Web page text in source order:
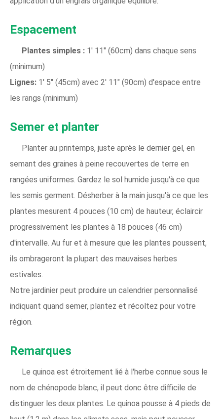
Espacement
Plantes simples : 1' 11" (60cm) dans chaque sens
(minimum)
Lignes: 1' 5" (45cm) avec 2' 11" (90cm) d'espace entre
les rangs (minimum)
Semer et planter
Planter au printemps, juste après le dernier gel, en
semant des graines à peine recouvertes de terre en
rangées uniformes. Gardez le sol humide jusqu'à ce que
les semis germent. Désherber à la main jusqu'à ce que les
plantes mesurent 4 pouces (10 cm) de hauteur, éclaircir
progressivement les plantes à 18 pouces (46 cm)
d'intervalle. Au fur et à mesure que les plantes poussent,
ils ombrageront la plupart des mauvaises herbes
estivales.
Notre jardinier peut produire un calendrier personnalisé
indiquant quand semer, plantez et récoltez pour votre
région.
Remarques
Le quinoa est étroitement lié à l'herbe connue sous le
nom de chénopode blanc, il peut donc être difficile de
distinguer les deux plantes. Le quinoa pousse à 4 pieds de